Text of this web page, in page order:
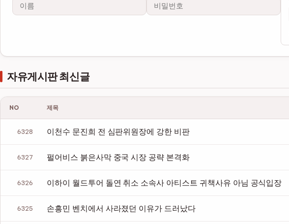
이름 필수
비밀번호
자유게시판 최신글
NO 제목
6328 이천수 문진희 전 심판위원장에 강한 비판
6327 펄어비스 붉은사막 중국 시장 공략 본격화
6326 이하이 월드투어 돌연 취소 소속사 아티스트 귀책사유 아님 공식입장
6325 손흥민 벤치에서 사라졌던 이유가 드러났다